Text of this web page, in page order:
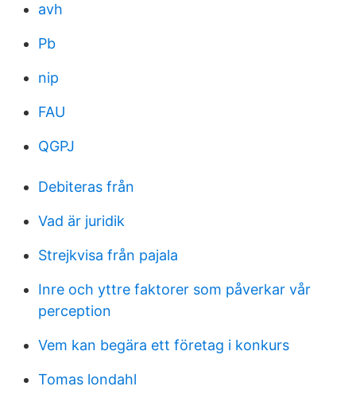
avh
Pb
nip
FAU
QGPJ
Debiteras från
Vad är juridik
Strejkvisa från pajala
Inre och yttre faktorer som påverkar vår
perception
Vem kan begära ett företag i konkurs
Tomas londahl